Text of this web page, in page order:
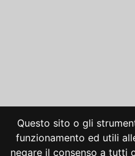
Questo sito o gli
funzionamento ed utili
negare il consenso a tutti